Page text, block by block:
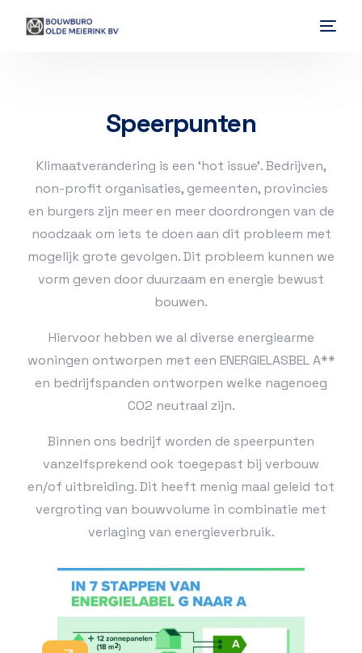
Speerpunten
Klimaatverandering is een ‘hot issue’. Bedrijven,
non-profit organisaties, gemeenten, provincies
en burgers zijn meer en meer doordrongen van de
noodzaak om iets te doen aan dit probleem met
mogelijk grote gevolgen. Dit probleem kunnen we
vorm geven door duurzaam en energie bewust
bouwen.
Hiervoor hebben we al diverse energiearme
woningen ontworpen met een ENERGIELASBEL A**
en bedrijfspanden ontworpen welke nagenoeg
CO2 neutraal zijn.
Binnen ons bedrijf worden de speerpunten
vanzelfsprekend ook toegepast bij verbouw
en/of uitbreiding. Dit heeft menig maal geleid tot
vergroting van bouwvolume in combinatie met
verlaging van energieverbruik.
Vakgebied
Het andere bouwen
Ontwerpen